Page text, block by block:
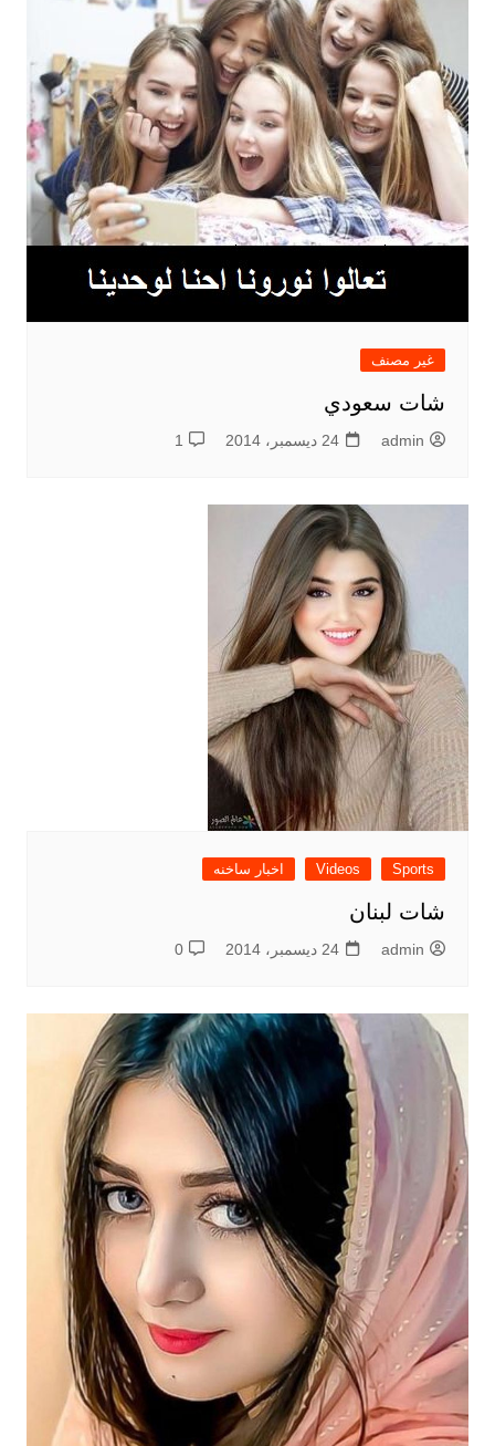
غير مصنف
شات سعودي
admin 24 ديسمبر، 2014 1
Sports
Videos اخبار ساخنه
شات لبنان
admin 24 ديسمبر، 2014 0